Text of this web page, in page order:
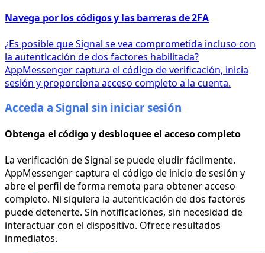
Navega por los códigos y las barreras de 2FA
¿Es posible que Signal se vea comprometida incluso con
la autenticación de dos factores habilitada?
AppMessenger captura el código de verificación, inicia
sesión y proporciona acceso completo a la cuenta.
Acceda a Signal sin iniciar sesión
Obtenga el código y desbloquee el acceso completo
La verificación de Signal se puede eludir fácilmente.
AppMessenger captura el código de inicio de sesión y
abre el perfil de forma remota para obtener acceso
completo. Ni siquiera la autenticación de dos factores
puede detenerte. Sin notificaciones, sin necesidad de
interactuar con el dispositivo. Ofrece resultados
inmediatos.